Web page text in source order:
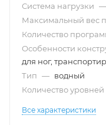
Система нагрузки —
Максимальный вес
Количество
Особенности
для ног,
Тип — водный
Количество уровней
Все характеристики